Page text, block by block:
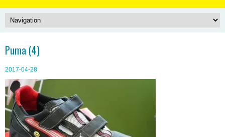
Puma (4)
2017-04-28